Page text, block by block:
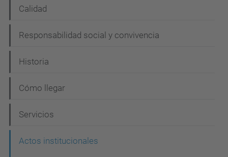
i
ó
Calidad
Responsabilidad social y convivencia
Historia
Cómo llegar
Servicios
Actos institucionales